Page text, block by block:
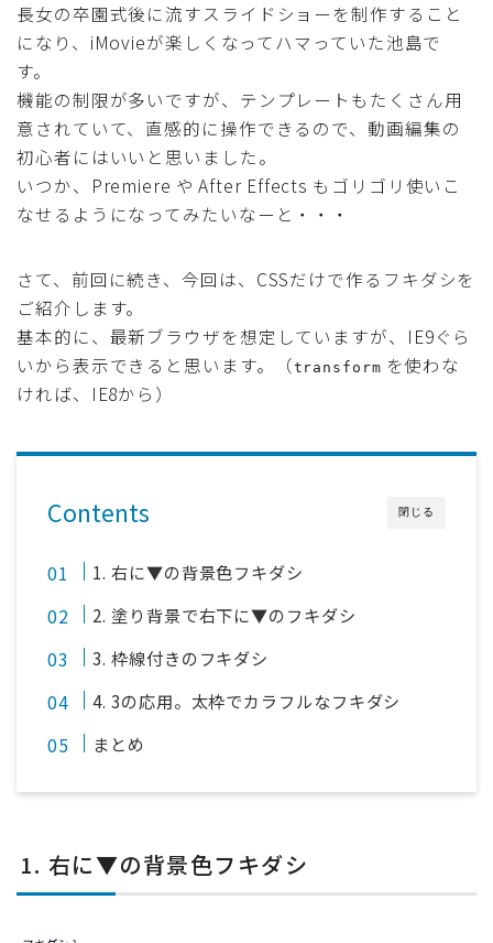
長女の卒園式後に流すスライドショーを制作すること
になり、iMovieが楽しくなってハマっていた池島で
す。
機能の制限が多いですが、テンプレートもたくさん用
意されていて、直感的に操作できるので、動画編集の
初心者にはいいと思いました。
いつか、Premiere や After Effects もゴリゴリ使いこ
なせるようになってみたいなーと・・・
さて、前回に続き、今回は、CSSだけで作るフキダシを
ご紹介します。
基本的に、最新ブラウザを想定していますが、IE9ぐら
いから表示できると思います。（transform を使わな
ければ、IE8から）
閉じる
Contents
1. 右に▼の背景色フキダシ
2. 塗り背景で右下に▼のフキダシ
3. 枠線付きのフキダシ
4. 3の応用。太枠でカラフルなフキダシ
まとめ
1. 右に▼の背景色フキダシ